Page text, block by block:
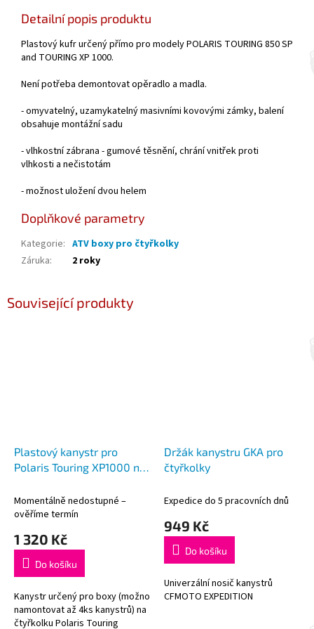
Detailní popis produktu
Plastový kufr určený přímo pro modely POLARIS TOURING 850 SP
and TOURING XP 1000.
Není potřeba demontovat opěradlo a madla.
- omyvatelný, uzamykatelný masivními kovovými zámky, balení
obsahuje montážní sadu
- vlhkostní zábrana - gumové těsnění, chrání vnitřek proti
vlhkosti a nečistotám
- možnost uložení dvou helem
Doplňkové parametry
Kategorie: ATV boxy pro čtyřkolky
Záruka: 2 roky
Související produkty
Plastový kanystr pro
Polaris Touring XP1000 na
Momentálně nedostupné –
ověříme termín
1 320 Kč
Do košíku
Kanystr určený pro boxy (možno
namontovat až 4ks kanystrů) na
čtyřkolku Polaris Touring
Držák kanystru GKA pro
čtyřkolky
Expedice do 5 pracovních dnů
949 Kč
Do košíku
Univerzální nosič kanystrů
CFMOTO EXPEDITION